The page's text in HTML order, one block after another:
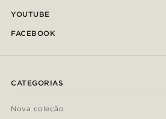
YOUTUBE
FACEBOOK
CATEGORIAS
Nova coleção